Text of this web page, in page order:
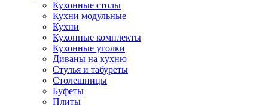
Кухонные столы
Кухни модульные
Кухни
Кухонные комплекты
Кухонные уголки
Диваны на кухню
Стулья и табуреты
Столешницы
Буфеты
Плиты